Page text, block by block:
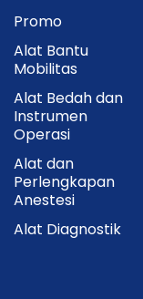
Promo
Alat Bantu
Mobilitas
Alat Bedah dan
Instrumen
Operasi
Alat dan
Perlengkapan
Anestesi
Alat Diagnostik